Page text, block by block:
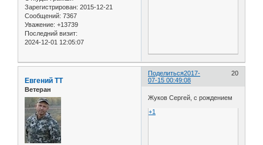
Зарегистрирован: 2015-12-21
Сообщений: 7367
Уважение: +13739
Последний визит:
2024-12-01 12:05:07
Поделиться 20
2017-
07-15 00:49:08
Евгений ТТ
Ветеран
Жуков Сергей, с рождением
+1